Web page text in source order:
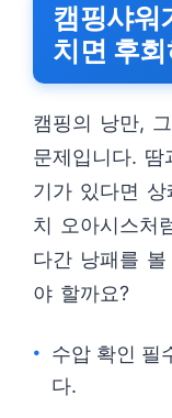
캠핑샤워
치면 후
캠핑의 낭만,
문제입니다. 땀
기가 있다면
치 오아시스처
다간 낭패를
야 할까요?
수압 확인 필
다.